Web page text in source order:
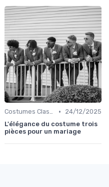
Costumes Classiques •
24/12/2025
L'élégance du costume trois
pièces pour un mariage